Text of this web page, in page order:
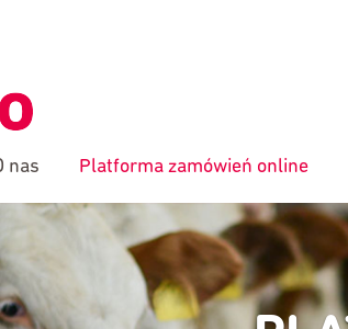
nas Platforma zamówień online